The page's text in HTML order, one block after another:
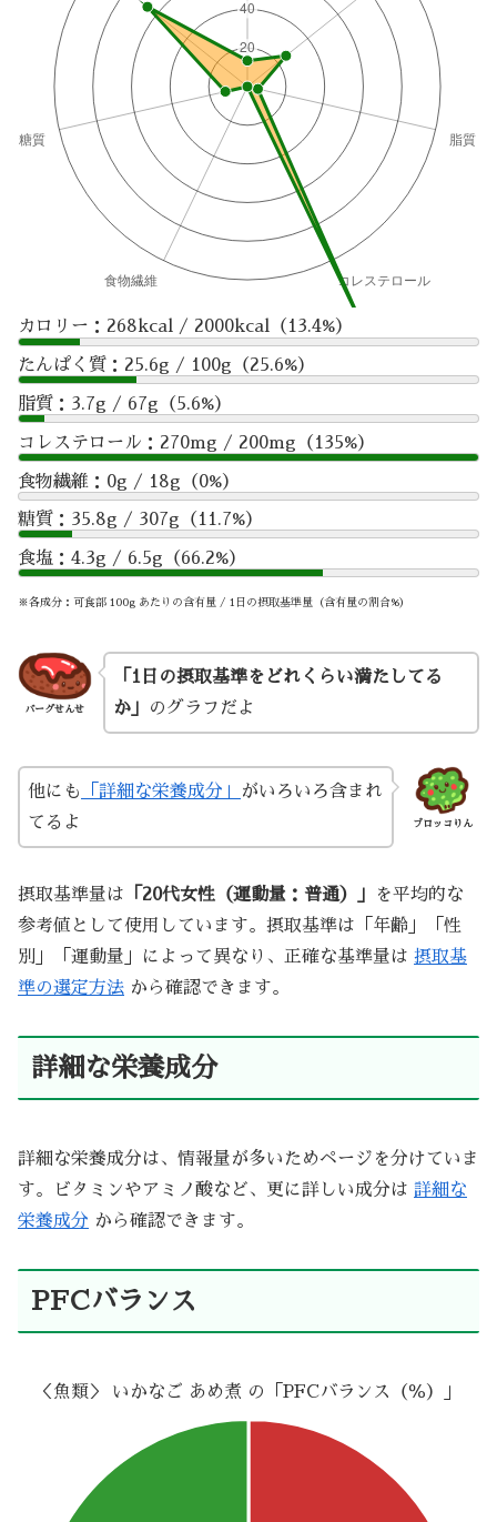
カロリー：268kcal / 2000kcal（13.4%）
たんぱく質：25.6g / 100g（25.6%）
脂質：3.7g / 67g（5.6%）
コレステロール：270mg / 200mg（135%）
食物繊維：0g / 18g（0%）
糖質：35.8g / 307g（11.7%）
食塩：4.3g / 6.5g（66.2%）
※各成分：可食部 100g あたりの含有量 / 1日の摂取基準量（含有量の割合%）
バーグせんせ
「1日の摂取基準をどれくらい満たしてる
か」
のグラフだよ
ブロッコりん
他にも 「詳細な栄養成分」
がいろいろ含まれ
てるよ
摂取基準量は 「20代女性（運動量：普通）」
を平均的な
参考値として使用しています。摂取基準は「年齢」「性
別」「運動量」によって異なり、正確な基準量は 摂取基
準の選定方法 から確認できます。
詳細な栄養成分
詳細な栄養成分は、情報量が多いためページを分けていま
す。ビタミンやアミノ酸など、更に詳しい成分は 詳細な
栄養成分 から確認できます。
PFCバランス
＜魚類＞ いかなご あめ煮 の「PFCバランス（％）」